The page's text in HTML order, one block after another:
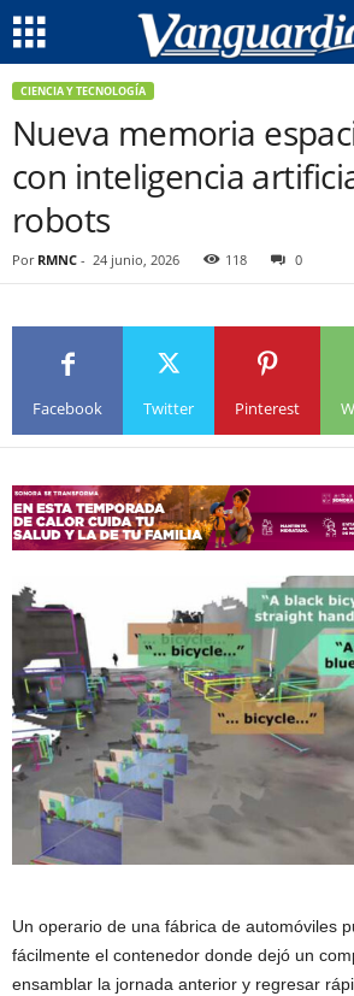
CIENCIA Y TECNOLOGÍA
Nueva memoria
con inteligencia
robots
Por RMNC - 24 junio, 2026 118 0
Facebook Twitter Pinterest
Un operario de una fábrica de automóviles
fácilmente el contenedor donde dejó un
ensamblar la jornada anterior y regresar